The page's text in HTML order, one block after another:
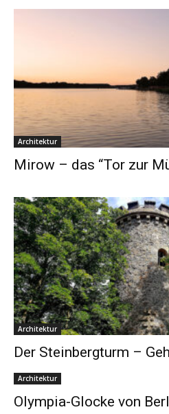
Architektur
Mirow – das “Tor zur
Architektur
Der Steinbergturm –
Architektur
Olympia-Glocke von